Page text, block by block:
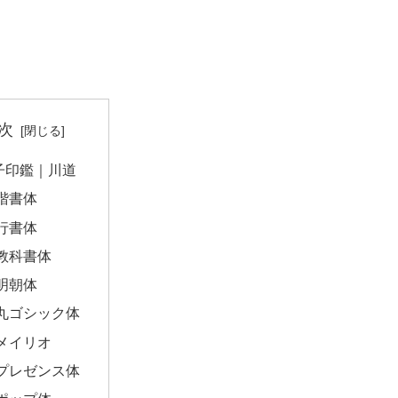
印鑑｜川道
書体
書体
科書体
朝体
ゴシック体
イリオ
レゼンス体